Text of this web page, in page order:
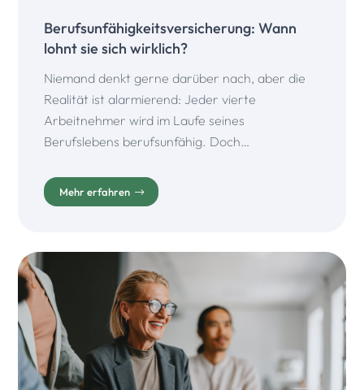
Berufsunfähigkeitsversicherung: Wann
lohnt sie sich wirklich?
Niemand denkt gerne darüber nach, aber die
Realität ist alarmierend: Jeder vierte
Arbeitnehmer wird im Laufe seines
Berufslebens berufsunfähig. Doch…
Mehr erfahren